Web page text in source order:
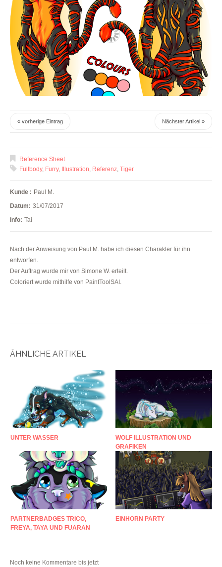
« vorherige Eintrag Nächster Artikel »
Reference Sheet
Fullbody, Furry, Illustration, Referenz, Tiger
Kunde : Paul M.
Datum: 31/07/2017
Info: Tai
Nach der Anweisung von Paul M. habe ich diesen Charakter für ihn
entworfen.
Der Auftrag wurde mir von Simone W. erteilt.
Coloriert wurde mithilfe von PaintToolSAI.
ÄHNLICHE ARTIKEL
UNTER WASSER
WOLF ILLUSTRATION UND
GRAFIKEN
PARTNERBADGES TRICO,
FREYA, TAYA UND FUARAN
EINHORN PARTY
Noch keine Kommentare bis jetzt